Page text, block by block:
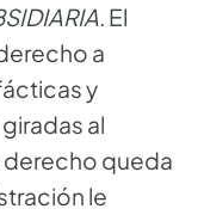
. El
a
y
al
queda
le